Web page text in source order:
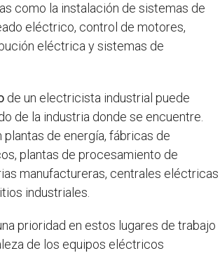
como la instalación de sistemas de
eléctrico, control de motores,
eléctrica y sistemas de
de un electricista industrial puede
de la industria donde se encuentre.
plantas de energía, fábricas de
plantas de procesamiento de
manufactureras, centrales eléctricas
industriales.
prioridad en estos lugares de trabajo
de los equipos eléctricos